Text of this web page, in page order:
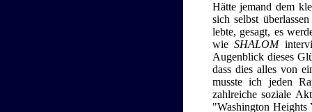
Hätte jemand dem
sich selbst
lebte, gesagt, es
wieSHALOM
Augenblick dieses
dass dies alles von
musste ich jeden
zahlreiche soziale
"Washington